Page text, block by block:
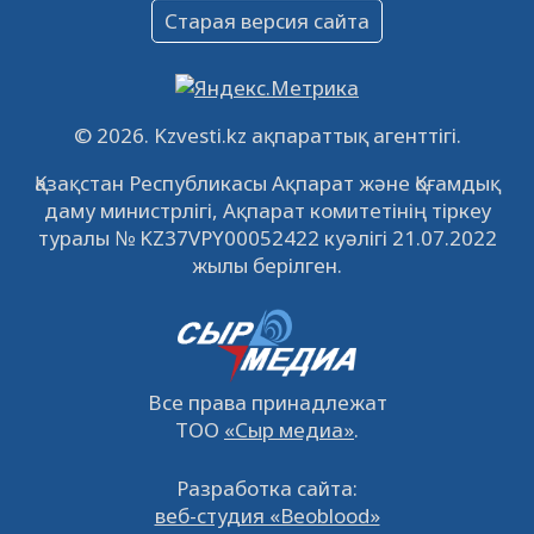
Объявление
09.12.2022
Свободные рабочие места
встречу с инвесторами в Кызылорде 22
ноября
21.11.2022 14956 0
© 2026. Kzvesti.kz ақпараттық агенттігі.
Қазақстан Республикасы Ақпарат және Қоғамдық
даму министрлігі, Ақпарат комитетінің тіркеу
туралы № KZ37VPY00052422 куәлігі 21.07.2022
жылы берілген.
Все права принадлежат
ТОО «Сыр медиа».
Старая версия сайта
Разработка сайта:
веб-студия «Beoblood»